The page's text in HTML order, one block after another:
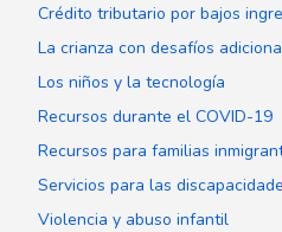
Crédito tributario por bajos
La crianza con desafíos
Los niños y la tecnología
Recursos durante el COVID-19
Recursos para familias
Servicios para las
Violencia y abuso infantil